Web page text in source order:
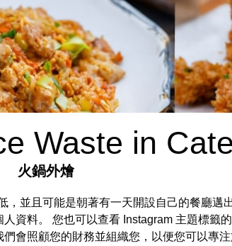
Waste in
火鍋外燴
並且可能是朝著有一天開設自己的餐廳邁
資料。 您也可以查看 Instagram 主題標籤
會照顧您的財務並組織您，以便您可以專